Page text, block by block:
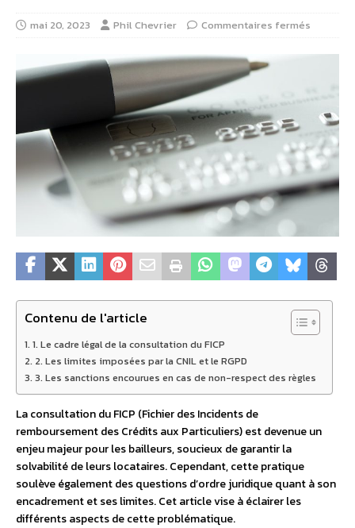
mai 20, 2023 Phil Chevrier Commentaires fermés
Contenu de l'article
1. Le cadre légal de la consultation du FICP
2. Les limites imposées par la CNIL et le RGPD
3. Les sanctions encourues en cas de non-respect des règles
La consultation du FICP (Fichier des Incidents de
remboursement des Crédits aux Particuliers) est devenue un
enjeu majeur pour les bailleurs, soucieux de garantir la
solvabilité de leurs locataires. Cependant, cette pratique
soulève également des questions d’ordre juridique quant à son
encadrement et ses limites. Cet article vise à éclairer les
différents aspects de cette problématique.